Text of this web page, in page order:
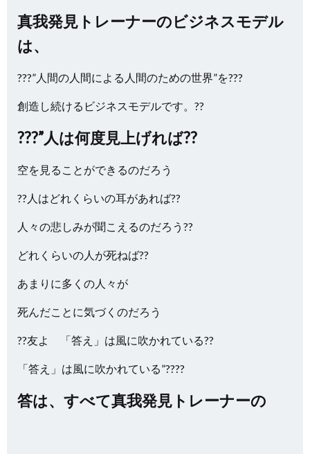
真我発見トレーナーのビジネスモデル
は、
???”人間の人間による人間のための世界”を???
創造し続けるビジネスモデルです。??
???”人は何度見上げれば??
空を見ることができるのだろう
??人はどれくらいの耳があれば??
人々の悲しみが聞こえるのだろう??
どれくらいの人が死ねば??
あまりに多くの人々が
死んだことに気づくのだろう
??友よ 「答え」は風に吹かれている??
「答え」は風に吹かれている”????
答は、すべて真我発見トレーナーの